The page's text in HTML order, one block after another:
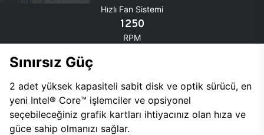
Hızlı Fan Sistemi
1250
RPM
Sınırsız Güç
2 adet yüksek kapasiteli sabit disk ve optik sürücü, en
yeni Intel® Core™ işlemciler ve opsiyonel
seçebileceğiniz grafik kartları ihtiyacınız olan hıza ve
güce sahip olmanızı sağlar.